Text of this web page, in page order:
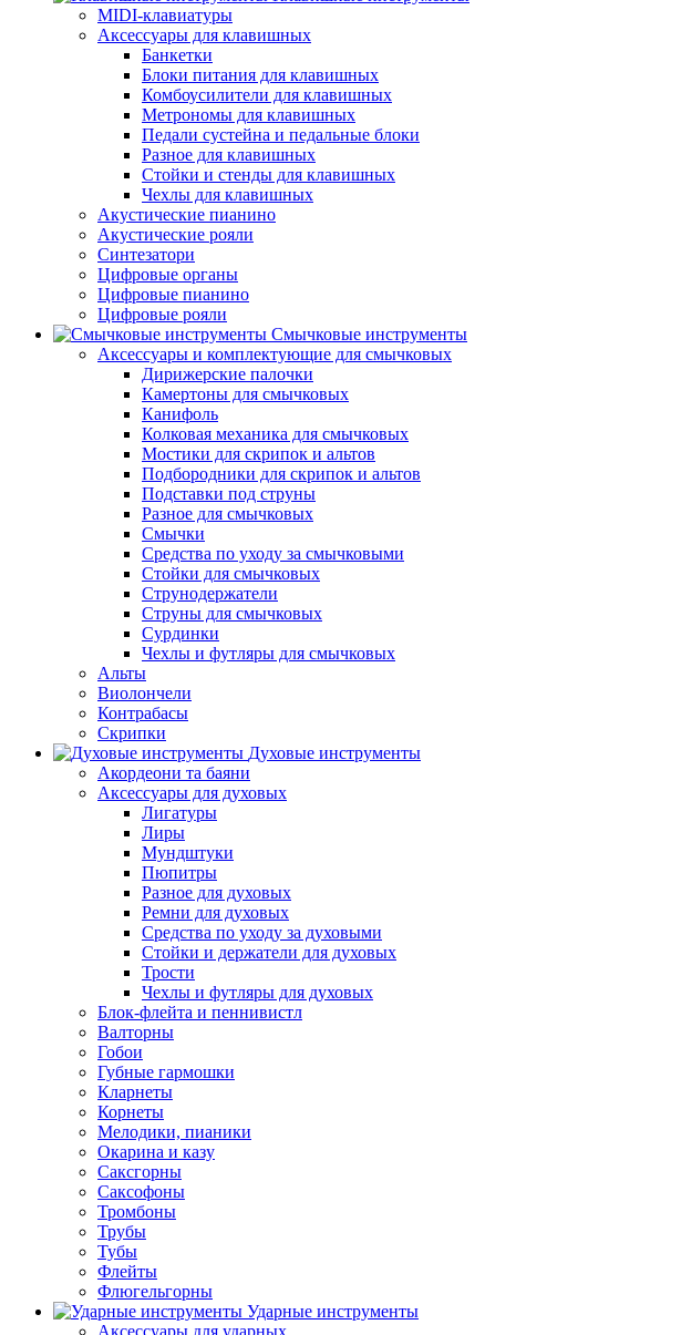
MIDI-клавиатуры
Аксессуары для клавишных
Банкетки
Блоки питания для клавишных
Комбоусилители для клавишных
Метрономы для клавишных
Педали сустейна и педальные блоки
Разное для клавишных
Стойки и стенды для клавишных
Чехлы для клавишных
Акустические пианино
Акустические рояли
Синтезатори
Цифровые органы
Цифровые пианино
Цифровые рояли
Смычковые инструменты
Аксессуары и комплектующие для смычковых
Дирижерские палочки
Камертоны для смычковых
Канифоль
Колковая механика для смычковых
Мостики для скрипок и альтов
Подбородники для скрипок и альтов
Подставки под струны
Разное для смычковых
Смычки
Средства по уходу за смычковыми
Стойки для смычковых
Струнодержатели
Струны для смычковых
Сурдинки
Чехлы и футляры для смычковых
Альты
Виолончели
Контрабасы
Скрипки
Духовые инструменты
Акордеони та баяни
Аксессуары для духовых
Лигатуры
Лиры
Мундштуки
Пюпитры
Разное для духовых
Ремни для духовых
Средства по уходу за духовыми
Стойки и держатели для духовых
Трости
Чехлы и футляры для духовых
Блок-флейта и пеннивистл
Валторны
Гобои
Губные гармошки
Кларнеты
Корнеты
Мелодики, пианики
Окарина и казу
Саксгорны
Саксофоны
Тромбоны
Трубы
Тубы
Флейты
Флюгельгорны
Ударные инструменты
Аксессуары для ударных